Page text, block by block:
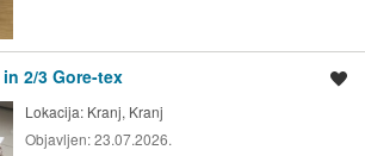
2/3 Gore-tex
Lokacija: Kranj, Kranj
Objavljen:23.07.2026.